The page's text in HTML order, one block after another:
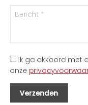
Ik ga akkoord met
onze